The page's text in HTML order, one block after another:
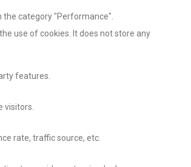
the category "Performance".
use of cookies. It does not store any
features.
visitors.
rate, traffic source, etc.